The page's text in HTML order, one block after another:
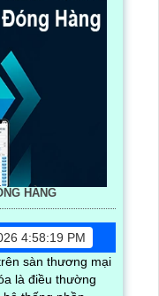
HÀNG
4:58:19 PM
sàn thương mại
là điều thường